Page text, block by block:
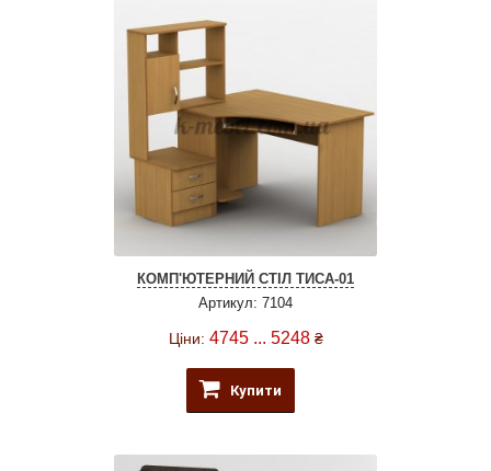
КОМП'ЮТЕРНИЙ СТІЛ ТИСА-01
Артикул: 7104
Ціни: 4745 ... 5248 ₴
Купити